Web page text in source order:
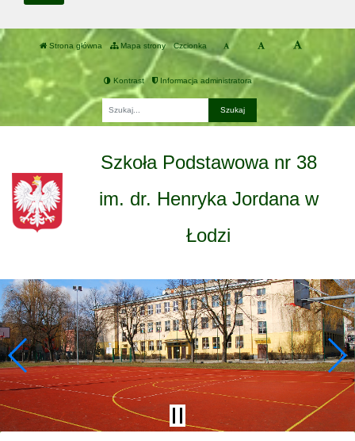
Strona główna Mapa strony Czcionka
Kontrast Informacja administratora
Szkoła Podstawowa nr 38
im. dr. Henryka Jordana w
Łodzi